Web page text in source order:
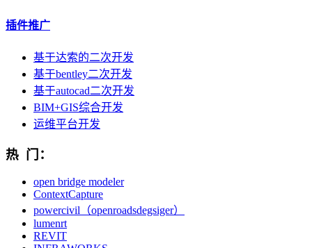
插件推广
基于达索的二次开发
基于bentley二次开发
基于autocad二次开发
BIM+GIS综合开发
运维平台开发
热 门：
open bridge modeler
ContextCapture
powercivil（openroadsdegsiger）
lumenrt
REVIT